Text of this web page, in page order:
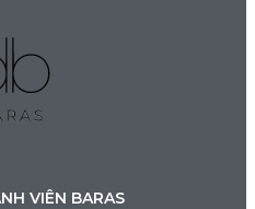
VIÊN BARAS